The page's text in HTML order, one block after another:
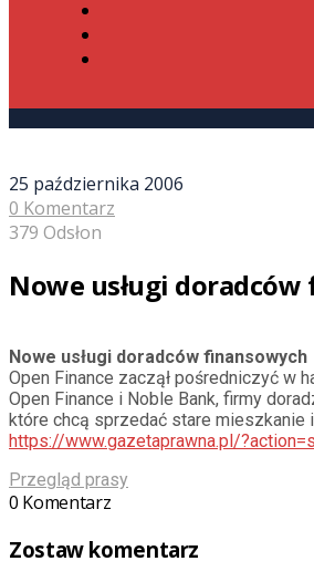
25 października 2006
0 Komentarz
379 Odsłon
Nowe usługi
Nowe usługi doradców finansowych
Open Finance zaczął pośredniczyć w
Open Finance i Noble Bank, firmy
które chcą sprzedać stare mieszkanie
https://www.gazetaprawna.pl/
Przegląd prasy
0 Komentarz
Zostaw komentarz